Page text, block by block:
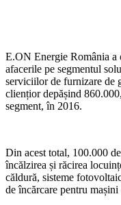
E.ON Energie România a
afacerile pe segmentul
serviciilor de furnizare de
cliențior depășind
segment, în 2016.
Din acest total, 100.000
încălzirea și răcirea
căldură, sisteme
de încărcare pentru mașini